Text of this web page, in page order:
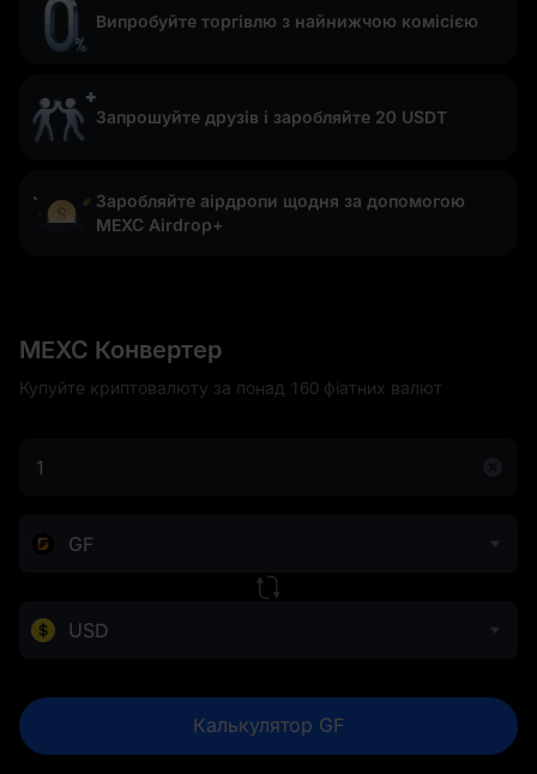
Випробуйте торгівлю з найнижчою комісією
Запрошуйте друзів і заробляйте 20 USDT
Заробляйте аірдропи щодня за допомогою
MEXC Airdrop+
MEXC Конвертер
Купуйте криптовалюту за понад 160 фіатних валют
GF
USD
Калькулятор GF